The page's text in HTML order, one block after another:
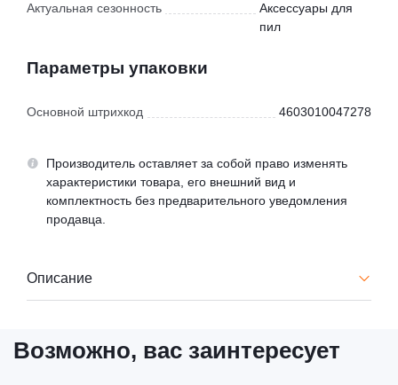
Актуальная сезонность
Аксессуары для
пил
Параметры упаковки
Основной штрихкод 4603010047278
Производитель оставляет за собой право изменять
характеристики товара, его внешний вид и
комплектность без предварительного уведомления
продавца.
Описание
Возможно, вас заинтересует